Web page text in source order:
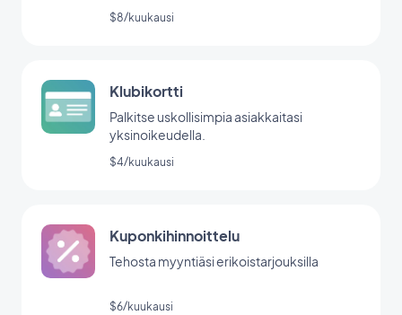
$8/kuukausi
Klubikortti
Palkitse uskollisimpia asiakkaitasi
yksinoikeudella.
$4/kuukausi
Kuponkihinnoittelu
Tehosta myyntiäsi erikoistarjouksilla
$6/kuukausi